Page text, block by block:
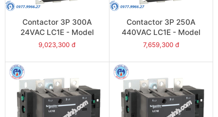
Contactor 3P 300A
24VAC LC1E - Model
LC1E300B6
9,023,300 đ
Contactor 3P 250A
440VAC LC1E - Model
LC1E250R6
7,659,300 đ